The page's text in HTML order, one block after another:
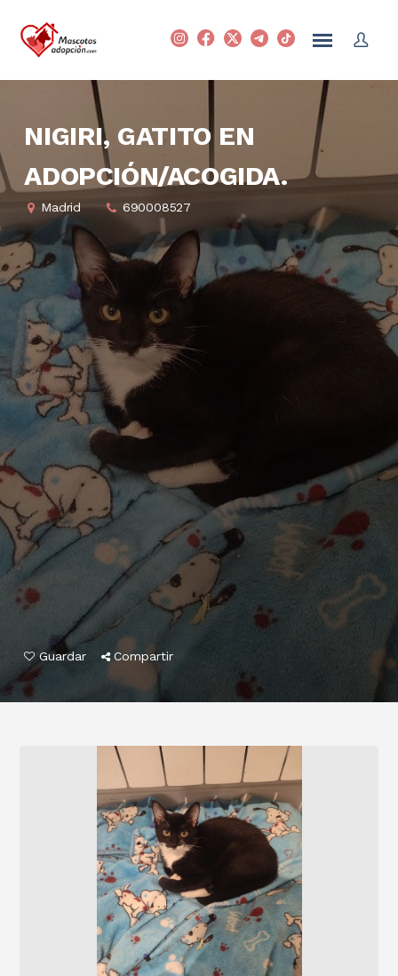
NIGIRI, GATITO EN
ADOPCIÓN/ACOGIDA.
Madrid 690008527
Guardar Compartir